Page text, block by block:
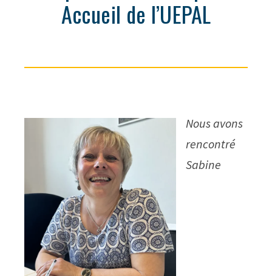
Accueil de l’UEPAL
Nous avons
rencontré
Sabine